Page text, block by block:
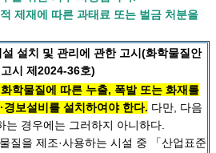
제재에 따른 과태료 또는 벌금 처분을
설치 및 관리에 관한 고시(화학물질안
시 제2024-36호)
학물질에 따른 누출, 폭발 또는 화재를
보설비를 설치하여야 한다. 다만, 다음
는 경우에는 그러하지 아니하다.
질을 제조·사용하는 시설 중 「산업표준